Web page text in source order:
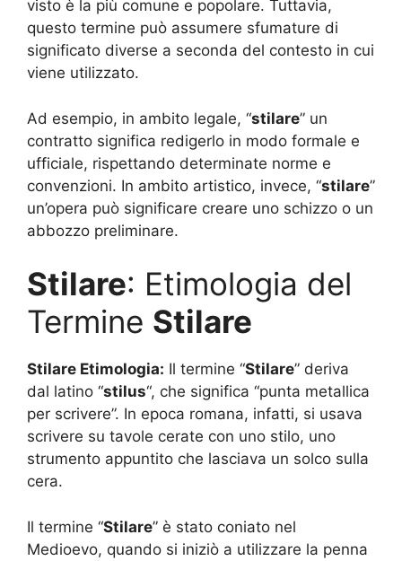
visto è la più comune e popolare. Tuttavia,
questo termine può assumere sfumature di
significato diverse a seconda del contesto in cui
viene utilizzato.
Ad esempio, in ambito legale, “stilare” un
contratto significa redigerlo in modo formale e
ufficiale, rispettando determinate norme e
convenzioni. In ambito artistico, invece, “stilare”
un’opera può significare creare uno schizzo o un
abbozzo preliminare.
Stilare: Etimologia del
Termine Stilare
Stilare Etimologia: Il termine “Stilare” deriva
dal latino “stilus“, che significa “punta metallica
per scrivere”. In epoca romana, infatti, si usava
scrivere su tavole cerate con uno stilo, uno
strumento appuntito che lasciava un solco sulla
cera.
Il termine “Stilare” è stato coniato nel
Medioevo, quando si iniziò a utilizzare la penna